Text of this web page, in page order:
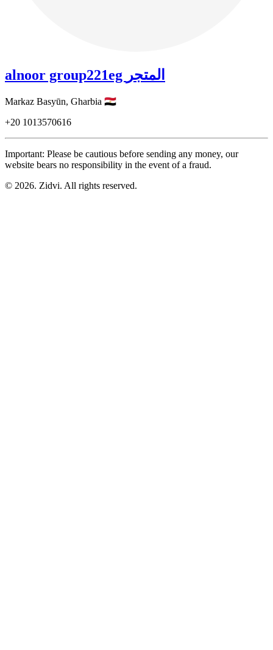
alnoor group221eg المتجر
Markaz Basyūn, Gharbia 🇪🇬
+20 1013570616
Important: Please be cautious before sending any money, our
website bears no responsibility in the event of a fraud.
© 2026. Zidvi. All rights reserved.